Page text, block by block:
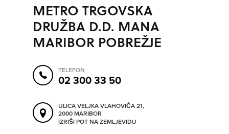
POSLOVNE ENOTE
IZRIŠI POT
POŠLJI SMS
ORODJA
METRO TRGOVSKA
DRUŽBA D.D. MANA
MARIBOR POBREŽJE
TELEFON
02 300 33 50
ULICA VELJKA VLAHOVIĆA 21,
2000 MARIBOR
IZRIŠI POT NA ZEMLJEVIDU